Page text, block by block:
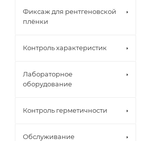
Фиксаж для рентгеновской
плёнки
Контроль характеристик
Лабораторное
оборудование
Контроль герметичности
Обслуживание